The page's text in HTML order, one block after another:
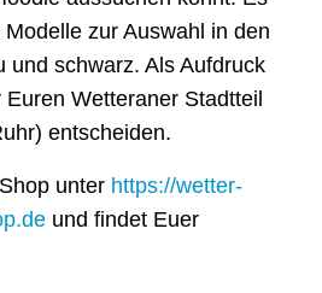
zur Auswahl in den
und schwarz. Als Aufdruck
Wetteraner Stadtteil
entscheiden.
unter https://wetter-
und findet Euer